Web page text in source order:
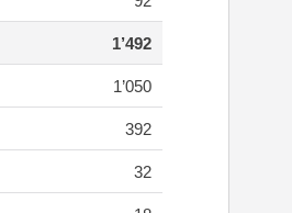
1’492
1’050
392
32